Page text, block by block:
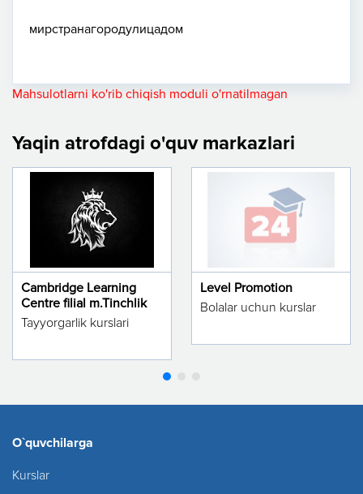
мирстранагородулицадом
Mahsulotlarni ko'rib chiqish moduli o'rnatilmagan
Yaqin atrofdagi o'quv markazlari
Cambridge Learning
Centre filial m.Tinchlik
Tayyorgarlik kurslari
Level Promotion
Bolalar uchun kurslar
O`quvchilarga
Kurslar